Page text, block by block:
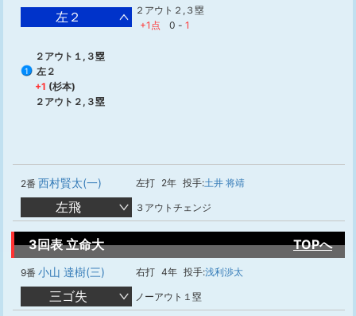
左２
２アウト２,３塁
+1点
0 - 1
２アウト１,３塁
1
左２
+1 (杉本)
２アウト２,３塁
2番 西村賢太(一) 左打 2年 投手:土井 将靖
左飛 ３アウトチェンジ
3回表 立命大 TOPへ
9番 小山 達樹(三) 右打 4年 投手:浅利渉太
三ゴ失 ノーアウト１塁